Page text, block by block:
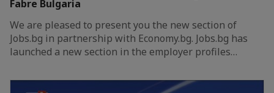
Fabre Bulgaria
We are pleased to present you the new section of
Jobs.bg in partnership with Economy.bg. Jobs.bg has
launched a new section in the employer profiles…